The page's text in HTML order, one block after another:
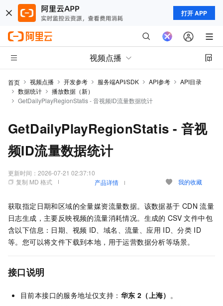
打开 APP
视频点播
首页 视频点播 开发参考 服务端API/SDK API参考
API目录
数据统计
播放数据（新）
GetDailyPlayRegionStatis - 音视频ID流量数据统计
GetDailyPlayRegionStatis - 音视
频ID流量数据统计
更新时间： 2026-07-21 02:37:10
复制 MD 格式
产品详情 我的收藏
获取指定日期和区域的全量媒资流量数据。该数据基于 CDN 流量
日志生成，主要反映视频的流量消耗情况。生成的 CSV 文件中包
含以下信息：日期、视频 ID、域名、流量、应用 ID、分类 ID
等。您可以将文件下载到本地，用于运营数据分析等场景。
接口说明
目前本接口的服务地址仅支持： 华东 2（上海） 。